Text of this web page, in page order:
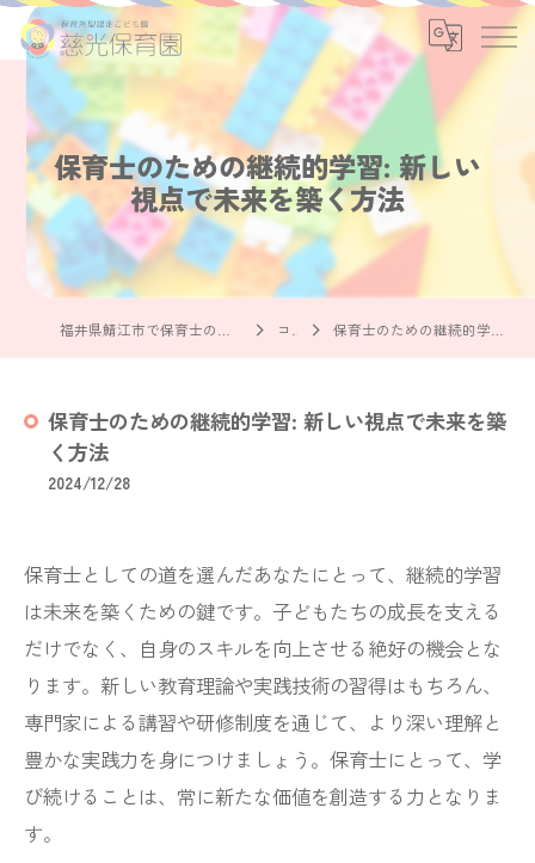
保育士のための継続的学習: 新しい
視点で未来を築く方法
コラム 保育士のための継続的学習: 新しい視点で未来を築く方法
保育士のための継続的学習: 新しい視点で未来を築
く方法
2024/12/28
保育士としての道を選んだあなたにとって、継続的学習
は未来を築くための鍵です。子どもたちの成長を支える
だけでなく、自身のスキルを向上させる絶好の機会とな
ります。新しい教育理論や実践技術の習得はもちろん、
専門家による講習や研修制度を通じて、より深い理解と
豊かな実践力を身につけましょう。保育士にとって、学
び続けることは、常に新たな価値を創造する力となりま
す。